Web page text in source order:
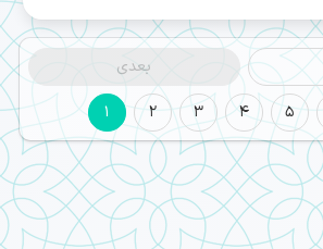
بعدی
1
2 3 4 5